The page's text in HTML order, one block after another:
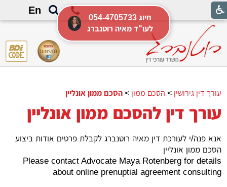
En
עורך דין גירושין > הסכם ממון >הסכם ממון אונליין
עורך דין להסכם ממון אונליין
אנא פנה/י לעורכת דין מאיה רוטנברג לקבלת פרטים אודות ביצוע
הסכם ממון אונליין
Please contact Advocate Maya Rotenberg for details
about online prenuptial agreement consulting
054-4705733 חיוג
לעו"ד מאיה רוטנברג